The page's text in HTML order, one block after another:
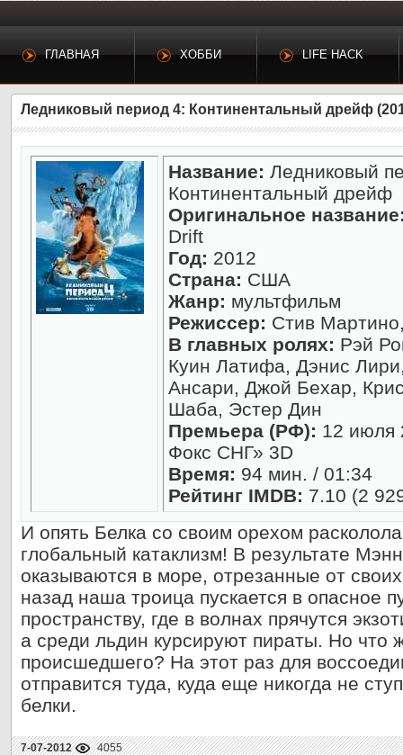
ГЛАВНАЯ ХОББИ LIFE HACK
Ледниковый период 4: Континентальный дрейф
Название: Ледниковый
Континентальный дрейф
Оригинальное
Drift
Год: 2012
Страна: США
Жанр: мультфильм
Режиссер: Стив
В главных ролях: Рэй
Куин Латифа, Дэнис
Ансари, Джой Бехар,
Шаба, Эстер Дин
Премьера (РФ): 12 июля
Фокс СНГ» 3D
Время: 94 мин. / 01:34
Рейтинг IMDB: 7.10 (2
И опять Белка со своим орехом
глобальный катаклизм! В результате
оказываются в море, отрезанные от
назад наша троица пускается в опасное
пространству, где в волнах прячутся
а среди льдин курсируют пираты. Но что
происшедшего? На этот раз для
отправится туда, куда еще никогда не
белки.
7-07-2012 4055